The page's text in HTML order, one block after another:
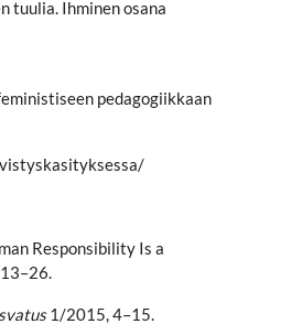
tuulia. Ihminen osana
pedagogiikkaan
Responsibility Is a
1/2015, 4–15.